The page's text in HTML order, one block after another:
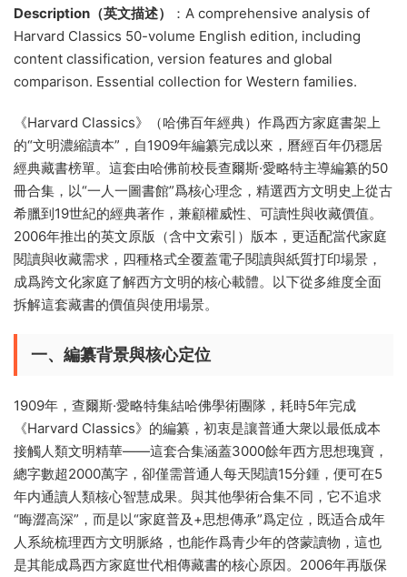
Description（英文描述）
：A comprehensive analysis of
Harvard Classics 50-volume English edition, including
content classification, version features and global
comparison. Essential collection for Western families.
《Harvard Classics》（哈佛百年經典）作爲西方家庭書架上
的“文明濃縮讀本”，自1909年編纂完成以來，曆經百年仍穩居
經典藏書榜單。這套由哈佛前校長查爾斯·愛略特主導編纂的50
冊合集，以“一人一圖書館”爲核心理念，精選西方文明史上從古
希臘到19世紀的經典著作，兼顧權威性、可讀性與收藏價值。
2006年推出的英文原版（含中文索引）版本，更适配當代家庭
閱讀與收藏需求，四種格式全覆蓋電子閱讀與紙質打印場景，
成爲跨文化家庭了解西方文明的核心載體。以下從多維度全面
拆解這套藏書的價值與使用場景。
一、編纂背景與核心定位
1909年，查爾斯·愛略特集結哈佛學術團隊，耗時5年完成
《Harvard Classics》的編纂，初衷是讓普通大衆以最低成本
接觸人類文明精華——這套合集涵蓋3000餘年西方思想瑰寶，
總字數超2000萬字，卻僅需普通人每天閱讀15分鍾，便可在5
年内通讀人類核心智慧成果。與其他學術合集不同，它不追求
“晦澀高深”，而是以“家庭普及+思想傳承”爲定位，既适合成年
人系統梳理西方文明脈絡，也能作爲青少年的啓蒙讀物，這也
是其能成爲西方家庭世代相傳藏書的核心原因。2006年再版保